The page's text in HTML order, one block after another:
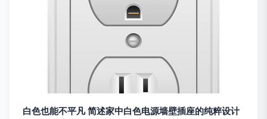
白色也能不平凡 简述家中白色电源墙壁插座的纯粹设计